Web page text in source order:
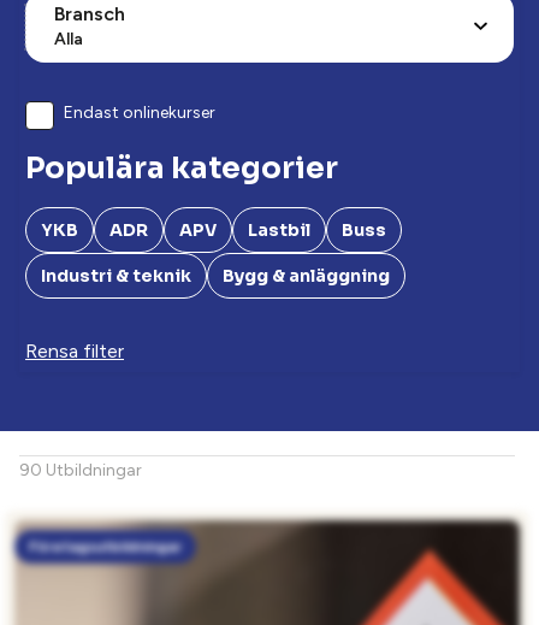
Bransch
Alla
Endast onlinekurser
Populära kategorier
YKB ADR APV Lastbil Buss
Industri & teknik Bygg & anläggning
Rensa filter
90 Utbildningar
Företagsutbildningar